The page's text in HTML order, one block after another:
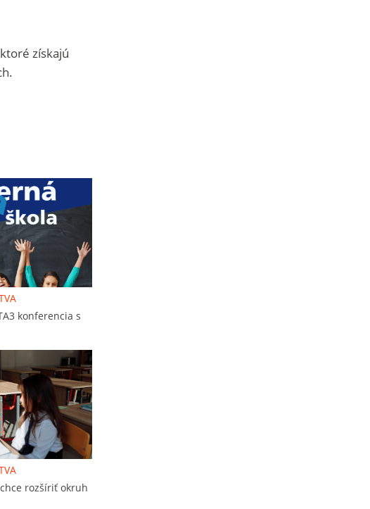
získajú
konferencia s
rozšíriť okruh